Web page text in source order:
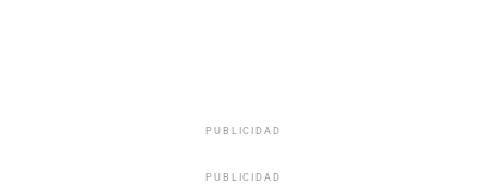
PUBLICIDAD
PUBLICIDAD